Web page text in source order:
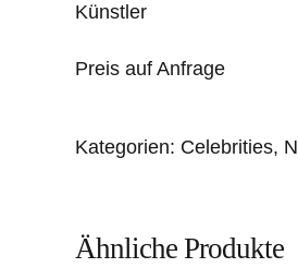
Künstler
Preis auf Anfrage
Kategorien: Celebrities,
Ähnliche Produkte